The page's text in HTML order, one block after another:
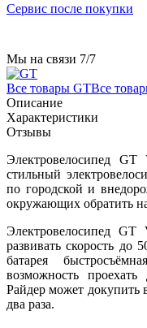
Сервис после покупки
Мы на связи 7/7
Все товары GTВсе
Описание
Характеристики
Отзывы
Электровелосипед
стильный
по городской и
окружающих обратить
Электровелосипед GT
развивать скорость до
батарея
возможность
Райдер может докупить
два раза.